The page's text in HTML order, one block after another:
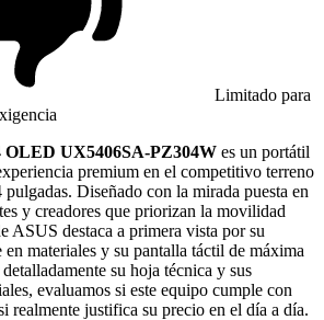
Limitado para
OLED UX5406SA-PZ304W es un portátil
premium en el competitivo terreno
Diseñado con la mirada puesta en
y creadores que priorizan la movilidad
ASUS destaca a primera vista por su
materiales y su pantalla táctil de máxima
su hoja técnica y sus
evaluamos si este equipo cumple con
realmente justifica su precio en el día a día.